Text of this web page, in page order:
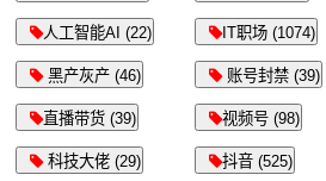
人工智能AI (22) IT职场 (1074)
黑产灰产 (46) 账号封禁 (39)
直播带货 (39) 视频号 (98)
科技大佬 (29) 抖音 (525)